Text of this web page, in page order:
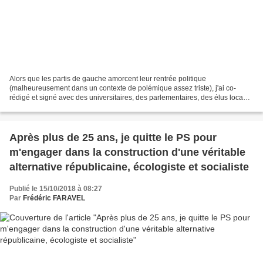
Alors que les partis de gauche amorcent leur rentrée politique
(malheureusement dans un contexte de polémique assez triste), j'ai co-
rédigé et signé avec des universitaires, des parlementaires, des élus locaux,
Après plus de 25 ans, je quitte le PS pour
m'engager dans la construction d'une véritable
alternative républicaine, écologiste et socialiste
Publié le 15/10/2018 à 08:27
Par Frédéric FARAVEL